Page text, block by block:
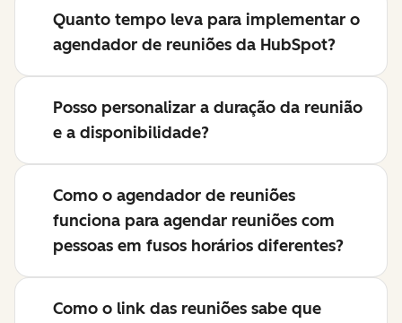
Quanto tempo leva para implementar o
agendador de reuniões da HubSpot?
Posso personalizar a duração da reunião
e a disponibilidade?
Como o agendador de reuniões
funciona para agendar reuniões com
pessoas em fusos horários diferentes?
Como o link das reuniões sabe que